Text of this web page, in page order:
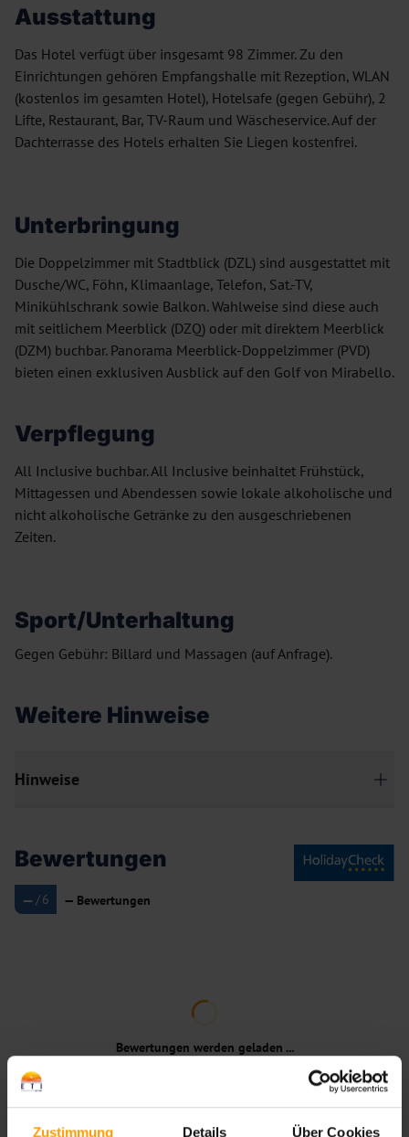
Zustimmung Details Über Cookies
Ausstattung
Das Hotel verfügt über insgesamt 98 Zimmer. Zu den
Einrichtungen gehören Empfangshalle mit Rezeption, WLAN
(kostenlos im gesamten Hotel), Hotelsafe (gegen Gebühr), 2
Lifte, Restaurant, Bar, TV-Raum und Wäscheservice. Auf der
Dachterrasse des Hotels erhalten Sie Liegen kostenfrei.
Unterbringung
Die Doppelzimmer mit Stadtblick (DZL) sind ausgestattet mit
Dusche/WC, Föhn, Klimaanlage, Telefon, Sat.-TV,
Minikühlschrank sowie Balkon. Wahlweise sind diese auch
mit seitlichem Meerblick (DZQ) oder mit direktem Meerblick
(DZM) buchbar. Panorama Meerblick-Doppelzimmer (PVD)
bieten einen exklusiven Ausblick auf den Golf von Mirabello.
Verpflegung
All Inclusive buchbar. All Inclusive beinhaltet Frühstück,
Mittagessen und Abendessen sowie lokale alkoholische und
nicht alkoholische Getränke zu den ausgeschriebenen
Zeiten.
Sport/Unterhaltung
Gegen Gebühr: Billard und Massagen (auf Anfrage).
Weitere Hinweise
Hinweise
Bewertungen
— /6 — Bewertungen
Bewertungen werden geladen ...